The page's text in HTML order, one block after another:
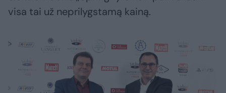
visa tai už neprilygstamą kainą.